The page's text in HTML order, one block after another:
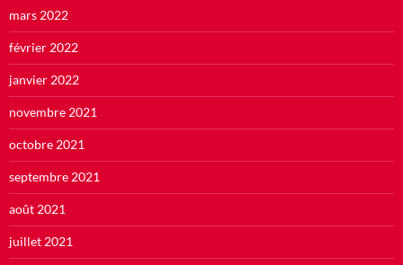
mars 2022
février 2022
janvier 2022
novembre 2021
octobre 2021
septembre 2021
août 2021
juillet 2021